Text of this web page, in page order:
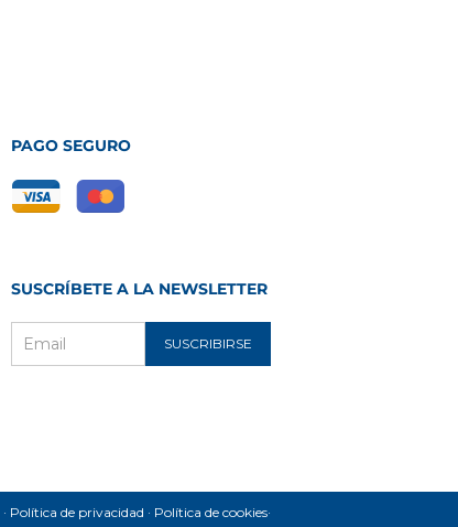
PAGO SEGURO
SUSCRÍBETE A LA NEWSLETTER
SUSCRIBIRSE
Política de privacidad Política de cookies